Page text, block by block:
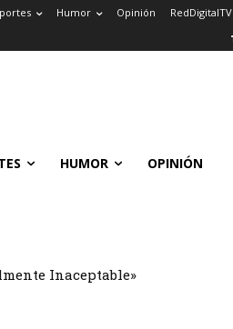
Humor Opinión RedDigitalTV
HUMOR OPINIÓN
Inaceptable»